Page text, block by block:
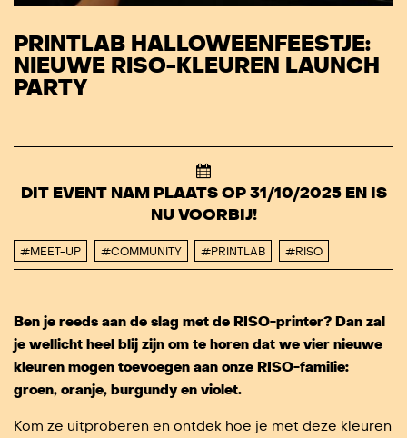
PRINTLAB HALLOWEENFEESTJE:
NIEUWE RISO-KLEUREN LAUNCH
PARTY
DIT EVENT NAM PLAATS OP 31/10/2025 EN IS
NU VOORBIJ!
#MEET-UP #COMMUNITY #PRINTLAB #RISO
Ben je reeds aan de slag met de RISO-printer? Dan zal
je wellicht heel blij zijn om te horen dat we vier nieuwe
kleuren mogen toevoegen aan onze RISO-familie:
groen, oranje, burgundy en violet.
Kom ze uitproberen en ontdek hoe je met deze kleuren